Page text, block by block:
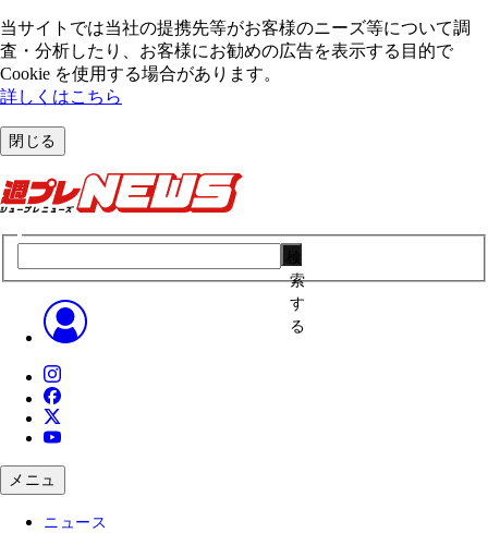
当サイトでは当社の提携先等がお客様のニーズ等について調
査・分析したり、お客様にお勧めの広告を表⽰する⽬的で
Cookie を使⽤する場合があります。
詳しくはこちら
閉じる
索
す
る
メニュ
ニュース